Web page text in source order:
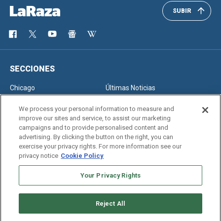
SUBIR
SECCIONES
Chicago
Últimas Noticias
SERVICIOS
Newsletter
Edición Impresa
We process your personal information to measure and
improve our sites and service, to assist our marketing
campaigns and to provide personalised content and
advertising. By clicking the button on the right, you can
exercise your privacy rights. For more information see our
privacy notice Cookie Policy
Your Privacy Rights
Reject All